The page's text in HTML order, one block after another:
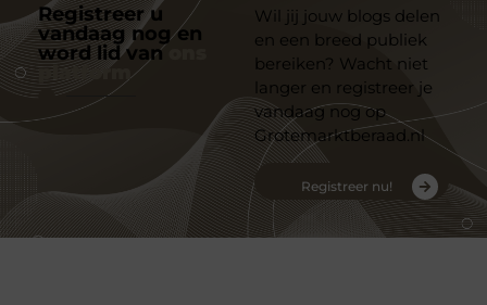
Registreer u
vandaag nog en
word lid van
platform
Wil jij jouw blogs delen
en een breed publiek
bereiken? Wacht niet
langer en registreer je
vandaag nog op
Grotemarktberaad.nl
Registreer nu!